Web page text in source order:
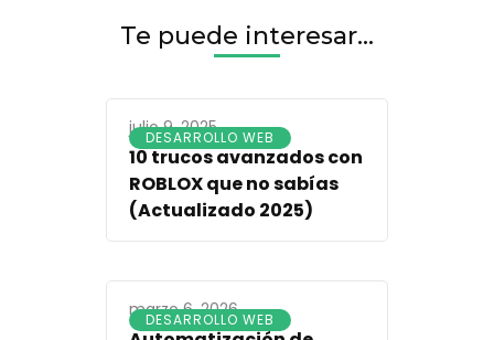
Te puede interesar...
DESARROLLO WEB
julio 9, 2025
10 trucos avanzados con
ROBLOX que no sabías
(Actualizado 2025)
DESARROLLO WEB
marzo 6, 2026